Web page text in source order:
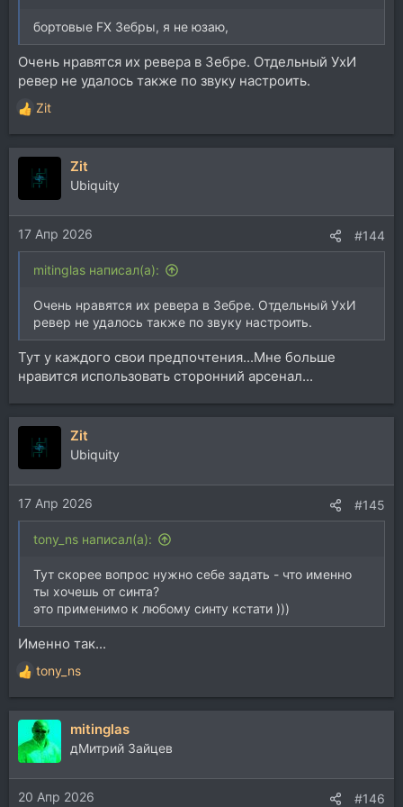
бортовые FX Зебры, я не юзаю,
Очень нравятся их ревера в Зебре. Отдельный УхИ
ревер не удалось также по звуку настроить.
Р
е
а
и
и
:
Zit
Zit
Ubiquity
17 Апр 2026 #144
mitinglas написал(а):
Очень нравятся их ревера в Зебре. Отдельный УхИ
ревер не удалось также по звуку настроить.
Тут у каждого свои предпочтения...Мне больше
нравится использовать сторонний арсенал...
Zit
Ubiquity
17 Апр 2026 #145
tony_ns написал(а):
Тут скорее вопрос нужно себе задать - что именно
ты хочешь от синта?
это применимо к любому синту кстати )))
Именно так...
Р
е
а
ц
и
и
:
tony_ns
mitinglas
дМитрий Зайцев
20 Апр 2026 #146